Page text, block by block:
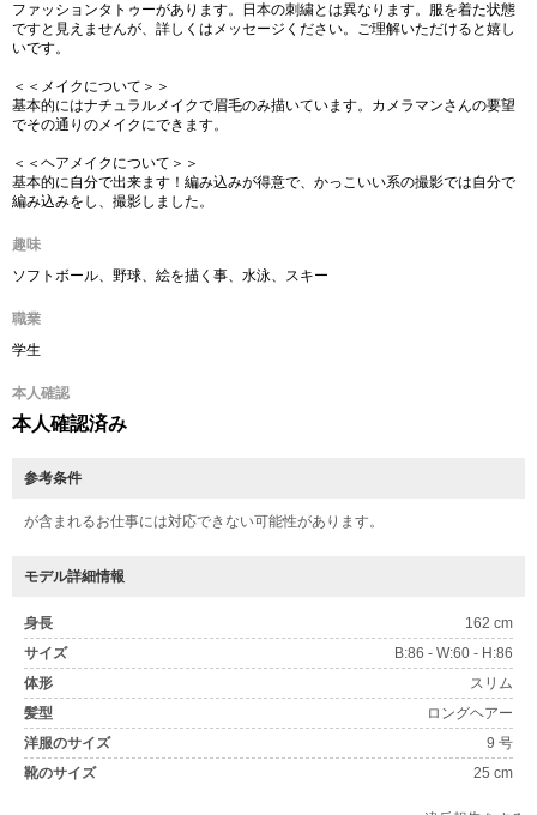
ファッションタトゥーがあります。日本の刺繍とは異なります。服を着た状態
ですと見えませんが、詳しくはメッセージください。ご理解いただけると嬉し
いです。
＜＜メイクについて＞＞
基本的にはナチュラルメイクで眉毛のみ描いています。カメラマンさんの要望
でその通りのメイクにできます。
＜＜ヘアメイクについて＞＞
基本的に自分で出来ます！編み込みが得意で、かっこいい系の撮影では自分で
編み込みをし、撮影しました。
趣味
ソフトボール、野球、絵を描く事、水泳、スキー
職業
学生
本人確認
本人確認済み
参考条件
が含まれるお仕事には対応できない可能性があります。
モデル詳細情報
身長
162 cm
サイズ
B:86 - W:60 - H:86
体形
スリム
髪型
ロングヘアー
洋服のサイズ
9 号
靴のサイズ
25 cm